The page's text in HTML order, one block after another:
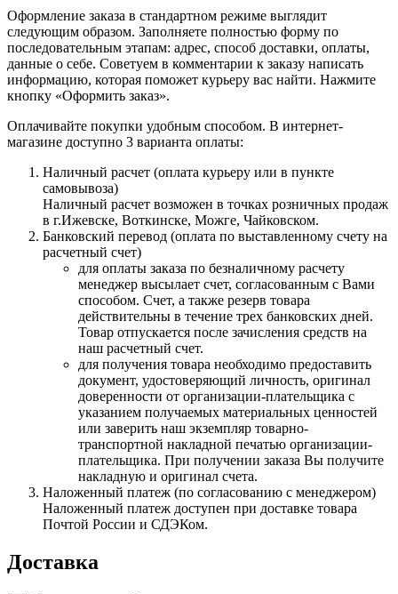
Оформление заказа в стандартном режиме выглядит
следующим образом. Заполняете полностью форму по
последовательным этапам: адрес, способ доставки, оплаты,
данные о себе. Советуем в комментарии к заказу написать
информацию, которая поможет курьеру вас найти. Нажмите
кнопку «Оформить заказ».
Оплачивайте покупки удобным способом. В интернет-
магазине доступно 3 варианта оплаты:
Наличный расчет (оплата курьеру или в пункте
самовывоза)
Наличный расчет возможен в точках розничных продаж
в г.Ижевске, Воткинске, Можге, Чайковском.
Банковский перевод (оплата по выставленному счету на
расчетный счет)
для оплаты заказа по безналичному расчету
менеджер высылает счет, согласованным с Вами
способом. Счет, а также резерв товара
действительны в течение трех банковских дней.
Товар отпускается после зачисления средств на
наш расчетный счет.
для получения товара необходимо предоставить
документ, удостоверяющий личность, оригинал
доверенности от организации-плательщика с
указанием получаемых материальных ценностей
или заверить наш экземпляр товарно-
транспортной накладной печатью организации-
плательщика. При получении заказа Вы получите
накладную и оригинал счета.
Наложенный платеж (по согласованию с менеджером)
Наложенный платеж доступен при доставке товара
Почтой России и СДЭКом.
Доставка